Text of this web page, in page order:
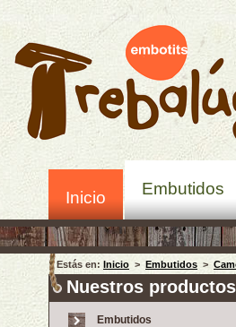
Inicio Embutidos
Estás en: Inicio > Embutidos >
Nuestros productos
Embutidos